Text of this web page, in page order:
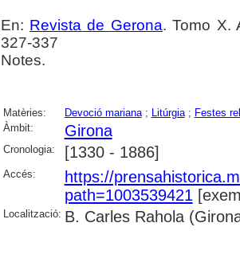
En: Revista de Gerona. Tomo X.
327-337
Notes.
Matèries: Devoció mariana; Litúrgia; Festes
Àmbit:
Girona
Cronologia: [1330 - 1886]
Accés:
https://
path=1003539421
Localització: B. Carles Rahola